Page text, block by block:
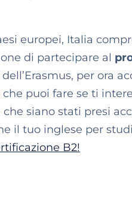
europei, Italia
di partecipare al
per ora
che puoi fare se ti
siano stati presi
il tuo inglese per
B2!